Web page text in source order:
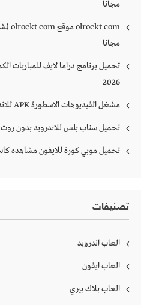
مجانا
مجانا
تحميل برنامج دراما لايف للمباريات
2026
مشغل الفيديوهات الاسطورة APK للاندرويد 2026 مجانا
تحميل سناب بلس للاندرويد بدون روت Snapchat Plus‏ عربي 2026
تحميل موبي كورة للايفون مشاهده كاس العالم
تصنيفات
العاب اندرويد
العاب ايفون
العاب بلاك بيري